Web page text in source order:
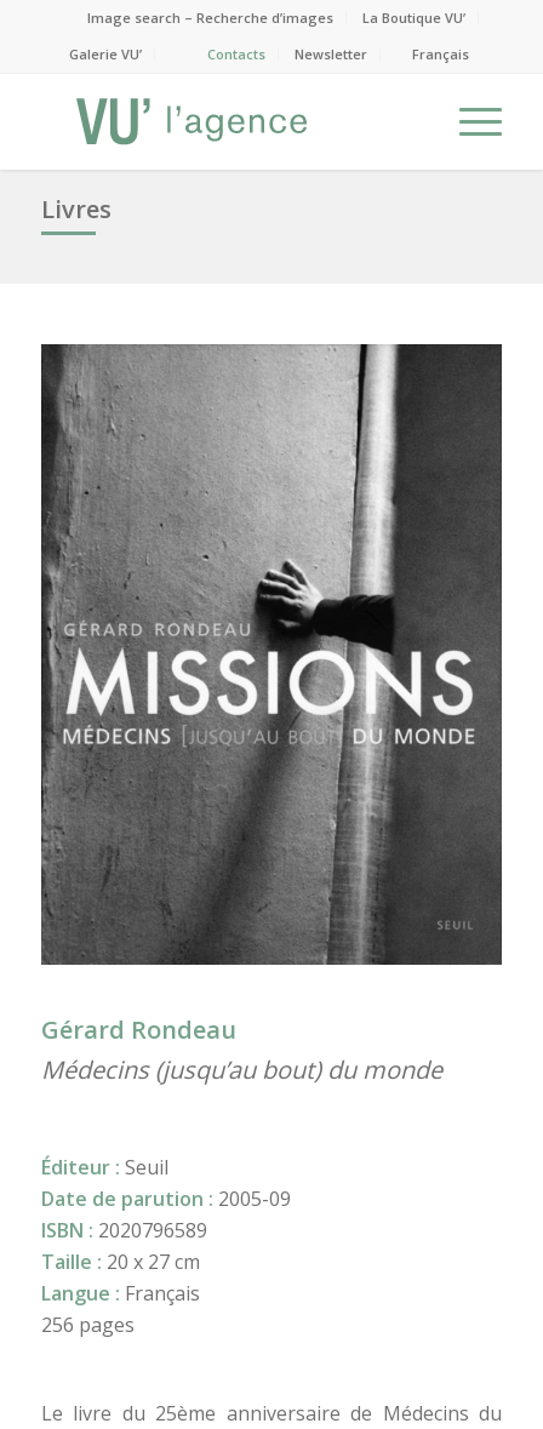
Image search – Recherche d’images
La Boutique VU’
Galerie VU’
Contacts Newsletter Français
Livres
Gérard Rondeau
Médecins (jusqu’au bout) du monde
Éditeur : Seuil
Date de parution : 2005-09
ISBN : 2020796589
Taille : 20 x 27 cm
Langue : Français
256 pages
Le livre du 25ème anniversaire de Médecins du